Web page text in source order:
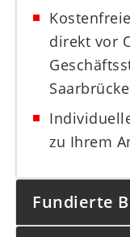
direkt vor
zu Ihrem
Fundierte